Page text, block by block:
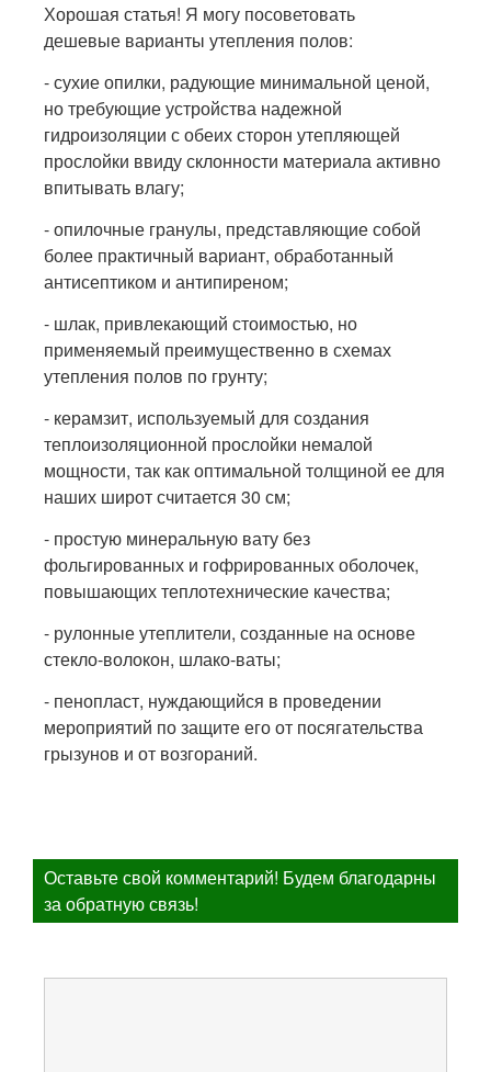
Хорошая статья! Я могу посоветовать
дешевые варианты утепления полов:
- сухие опилки, радующие минимальной ценой,
но требующие устройства надежной
гидроизоляции с обеих сторон утепляющей
прослойки ввиду склонности материала активно
впитывать влагу;
- опилочные гранулы, представляющие собой
более практичный вариант, обработанный
антисептиком и антипиреном;
- шлак, привлекающий стоимостью, но
применяемый преимущественно в схемах
утепления полов по грунту;
- керамзит, используемый для создания
теплоизоляционной прослойки немалой
мощности, так как оптимальной толщиной ее для
наших широт считается 30 см;
- простую минеральную вату без
фольгированных и гофрированных оболочек,
повышающих теплотехнические качества;
- рулонные утеплители, созданные на основе
стекло-волокон, шлако-ваты;
- пенопласт, нуждающийся в проведении
мероприятий по защите его от посягательства
грызунов и от возгораний.
Оставьте свой комментарий! Будем благодарны
за обратную связь!